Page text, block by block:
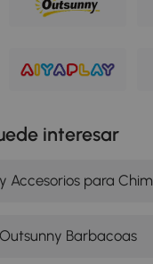
interesar
Accesorios para
Outsunny Barbacoas